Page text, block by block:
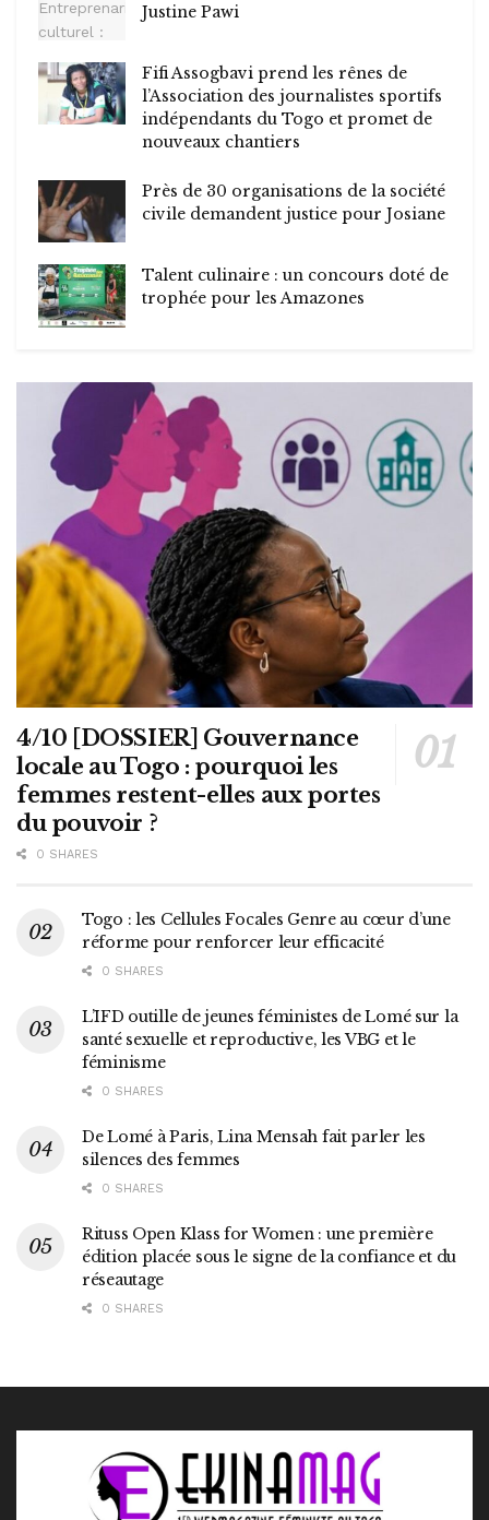
Justine Pawi
Fifi Assogbavi prend les rênes de
l’Association des journalistes sportifs
indépendants du Togo et promet de
nouveaux chantiers
Près de 30 organisations de la société
civile demandent justice pour Josiane
Talent culinaire : un concours doté de
trophée pour les Amazones
4/10 [DOSSIER] Gouvernance
locale au Togo : pourquoi les
femmes restent-elles aux portes
du pouvoir ?
0 SHARES
Togo : les Cellules Focales Genre au cœur d’une
réforme pour renforcer leur efficacité
0 SHARES
L’IFD outille de jeunes féministes de Lomé sur la
santé sexuelle et reproductive, les VBG et le
féminisme
0 SHARES
De Lomé à Paris, Lina Mensah fait parler les
silences des femmes
0 SHARES
Rituss Open Klass for Women : une première
édition placée sous le signe de la confiance et du
réseautage
0 SHARES